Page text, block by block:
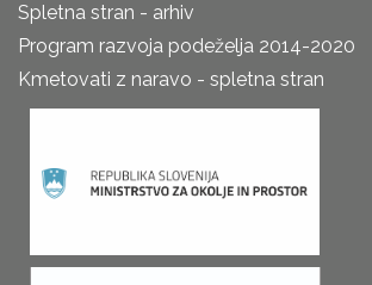
Spletna stran - arhiv
Program razvoja podeželja 2014-2020
Kmetovati z naravo - spletna stran